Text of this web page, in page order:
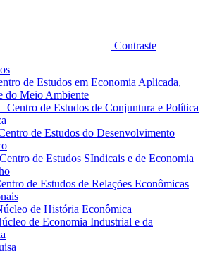
Contraste
de Estudos em Economia Aplicada,
do Meio Ambiente
Centro de Estudos de Conjuntura e Política
de Estudos do Desenvolvimento
de Estudos SIndicais e de Economia
de Estudos de Relações Econômicas
de História Econômica
de Economia Industrial e da